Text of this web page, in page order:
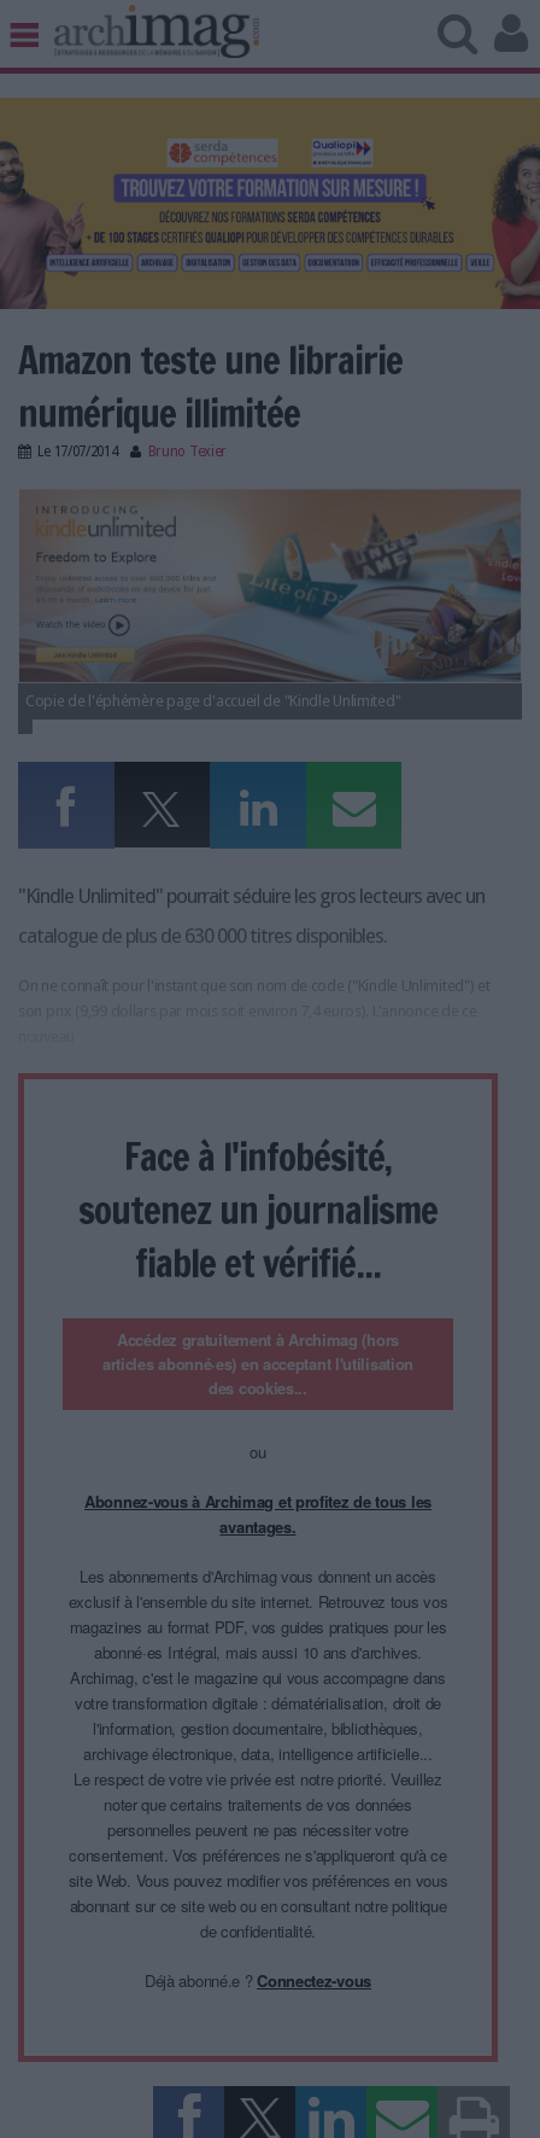
BIBLIOTHÈQUE ÉDITION
UNIVERS DATA
TRAVAIL COLLABORATIF
VIE NUMÉRIQUE
NUMÉRIQUE RESPONSABLE
LES DOSSIERS
LE MAGAZINE
LES GUIDES PRATIQUES
LES BASES DE DONNÉES
L'ESPACE EMPLOI
L'AGENDA
L'ANNUAIRE DES ACTEURS
LES LIVRES BLANCS
NOS OFFRES D'ABONNEMENTS
Amazon teste une librairie
numérique illimitée
Le 17/07/2014 Bruno Texier
kindle unlimited.png
Copie de l'éphémère page d'accueil de "Kindle Unlimited"
"Kindle Unlimited" pourrait séduire les gros lecteurs avec un
catalogue de plus de 630 000 titres disponibles.
On ne connaît pour l'instant que son nom de code ("Kindle Unlimited") et
Face à l'infobésité,
soutenez un journalisme
fiable et vérifié...
Accédez gratuitement à Archimag (hors
articles abonné·es) en acceptant l'utilisation
des cookies...
ou
Abonnez-vous à Archimag et profitez de tous les
avantages.
Les abonnements d'Archimag vous donnent un accès
exclusif à l'ensemble du site internet. Retrouvez tous vos
magazines au format PDF, vos guides pratiques pour les
abonné·es Intégral, mais aussi 10 ans d'archives.
Archimag, c'est le magazine qui vous accompagne dans
votre transformation digitale : dématérialisation, droit de
l'information, gestion documentaire, bibliothèques,
archivage électronique, data, intelligence artificielle...
Le respect de votre vie privée est notre priorité. Veuillez
noter que certains traitements de vos données
personnelles peuvent ne pas nécessiter votre
consentement. Vos préférences ne s'appliqueront qu'à ce
site Web. Vous pouvez modifier vos préférences en vous
abonnant sur ce site web ou en consultant notre politique
de confidentialité.
Déjà abonné.e ?Connectez-vous